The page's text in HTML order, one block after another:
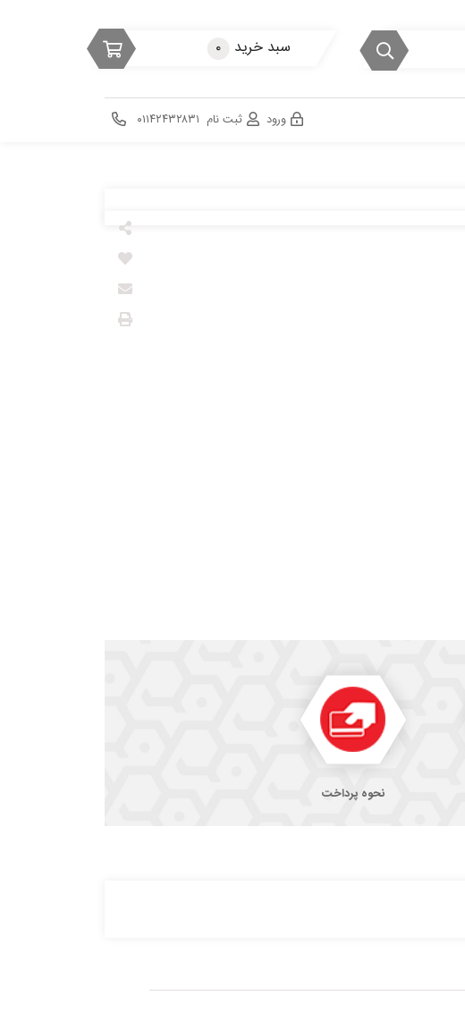
سبد خرید ۰
ورود ثبت نام ۰۱۱۴۲۴۳۲۸۳۱
نحوه پرداخت